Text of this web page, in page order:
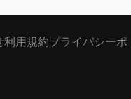
利用規約プライバシーポ